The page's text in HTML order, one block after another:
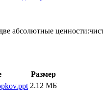
абсолютные
Размер
2.12 МБ